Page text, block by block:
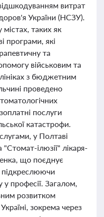
витрат
України (НСЗУ).
таких як
програми, які
та
військовим та
з бюджетним
проведено
послуги
катастрофи.
у Полтаві
"Стомат-ілюзії" лікаря-
що поєднує
підкреслюючи
у професії. Загалом,
розвитком
зокрема через